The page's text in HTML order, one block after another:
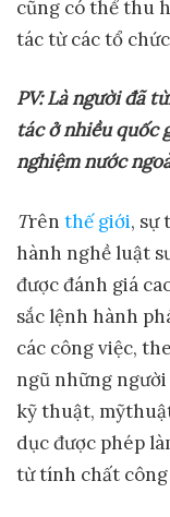
cũng có thể thu
tác từ các tổ
PV: Là người đã từ
tácởnhiều quốc
nghiệm nước
Trên thế giới, sự
hành nghề luật
được đánh giá
sắc lệnh hành
các công việc,
ngũ những người
kỹ thuật,
dục được phép
từ tính chất công